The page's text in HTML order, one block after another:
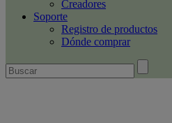
Creadores
Soporte
Registro de productos
Dónde comprar